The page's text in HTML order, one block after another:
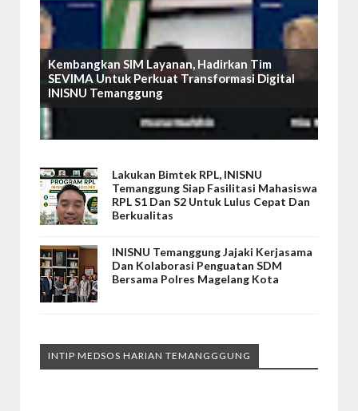
Kembangkan SIM Layanan, Hadirkan Tim
SEVIMA Untuk Perkuat Transformasi Digital
INISNU Temanggung
Lakukan Bimtek RPL, INISNU
Temanggung Siap Fasilitasi Mahasiswa
RPL S1 Dan S2 Untuk Lulus Cepat Dan
Berkualitas
INISNU Temanggung Jajaki Kerjasama
Dan Kolaborasi Penguatan SDM
Bersama Polres Magelang Kota
INTIP MEDSOS HARIAN TEMANGGGUNG